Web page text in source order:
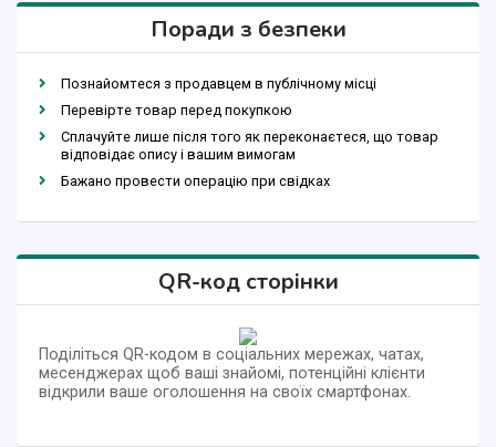
Поради з безпеки
Познайомтеся з продавцем в публічному місці
Перевірте товар перед покупкою
Сплачуйте лише після того як переконаєтеся, що товар
відповідає опису і вашим вимогам
Бажано провести операцію при свідках
QR-код сторінки
Поділіться QR-кодом в соціальних мережах, чатах,
месенджерах щоб ваші знайомі, потенційні клієнти
відкрили ваше оголошення на своїх смартфонах.